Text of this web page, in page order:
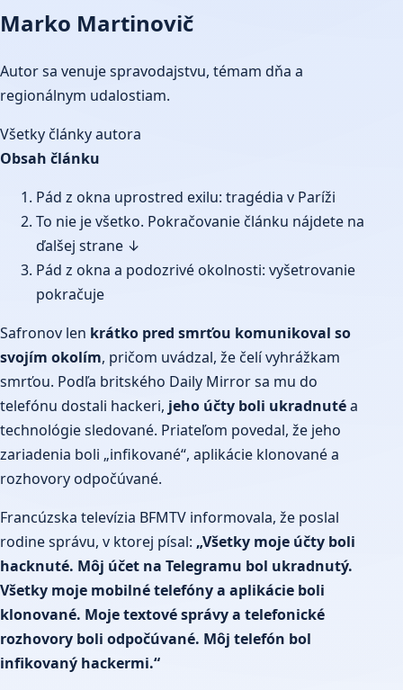
Marko Martinovič
Autor sa venuje spravodajstvu, témam dňa a
regionálnym udalostiam.
Všetky články autora
Obsah článku
Pád z okna uprostred exilu: tragédia v Paríži
To nie je všetko. Pokračovanie článku nájdete na
ďalšej strane ↓
Pád z okna a podozrivé okolnosti: vyšetrovanie
pokračuje
Safronov len krátko pred smrťou komunikoval so
svojím okolím, pričom uvádzal, že čelí vyhrážkam
smrťou. Podľa britského Daily Mirror sa mu do
telefónu dostali hackeri, jeho účty boli ukradnutéa
technológie sledované. Priateľom povedal, že jeho
zariadenia boli „infikované“, aplikácie klonované a
rozhovory odpočúvané.
Francúzska televízia BFMTV informovala, že poslal
rodine správu, v ktorej písal: „Všetky moje účty boli
hacknuté. Môj účet na Telegramu bol ukradnutý.
Všetky moje mobilné telefóny a aplikácie boli
klonované. Moje textové správy a telefonické
rozhovory boli odpočúvané. Môj telefón bol
infikovaný hackermi.“